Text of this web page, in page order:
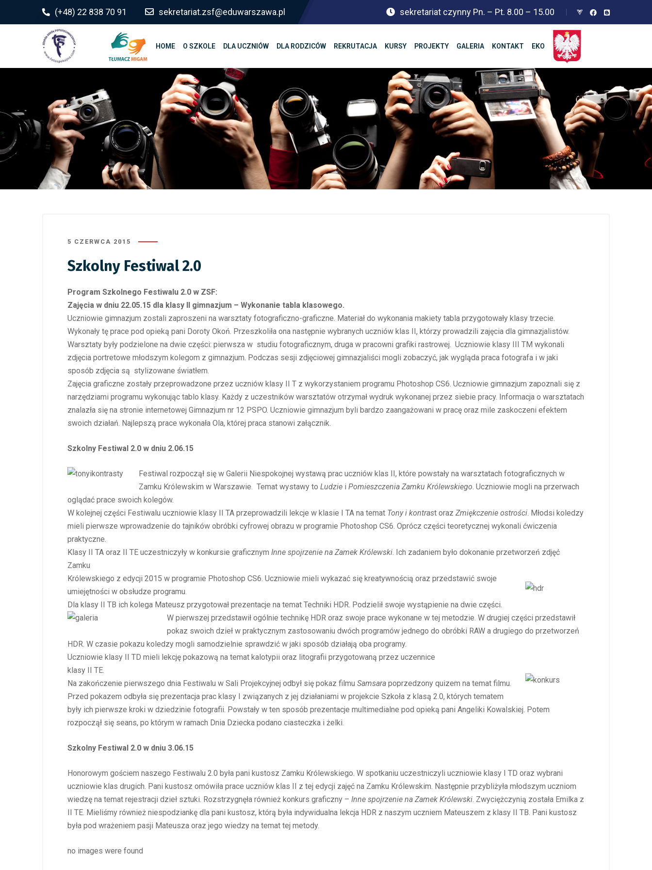
(+48) 22 838 70 91 sekretariat.zsf@eduwarszawa.pl sekretariat czynny Pn. – Pt. 8.00 – 15.00
HOME O SZKOLE DLA UCZNIÓW DLA RODZICÓW REKRUTACJA KURSY PROJEKTY GALERIA KONTAKT EKO
5 CZERWCA 2015
Szkolny Festiwal 2.0
Program Szkolnego Festiwalu 2.0 w ZSF:
Zajęcia w dniu 22.05.15 dla klasy II gimnazjum – Wykonanie tabla klasowego.
Uczniowie gimnazjum zostali zaproszeni na warsztaty fotograficzno-graficzne. Materiał do wykonania makiety tabla przygotowały klasy trzecie.
Wykonały tę prace pod opieką pani Doroty Okoń. Przeszkoliła ona następnie wybranych uczniów klas II, którzy prowadzili zajęcia dla gimnazjalistów.
Warsztaty były podzielone na dwie części: pierwsza w studiu fotograficznym, druga w pracowni grafiki rastrowej. Uczniowie klasy III TM wykonali
zdjęcia portretowe młodszym kolegom z gimnazjum. Podczas sesji zdjęciowej gimnazjaliści mogli zobaczyć, jak wygląda praca fotografa i w jaki
sposób zdjęcia są stylizowane światłem.
Zajęcia graficzne zostały przeprowadzone przez uczniów klasy II T z wykorzystaniem programu Photoshop CS6. Uczniowie gimnazjum zapoznali się z
narzędziami programu wykonując tablo klasy. Każdy z uczestników warsztatów otrzymał wydruk wykonanej przez siebie pracy. Informacja o warsztatach
znalazła się na stronie internetowej Gimnazjum nr 12 PSPO. Uczniowie gimnazjum byli bardzo zaangażowani w pracę oraz mile zaskoczeni efektem
swoich działań. Najlepszą prace wykonała Ola, której praca stanowi załącznik.
Szkolny Festiwal 2.0 w dniu 2.06.15
Festiwal rozpoczął się w Galerii Niespokojnej wystawą prac uczniów klas II, które powstały na warsztatach fotograficznych w
Zamku Królewskim w Warszawie. Temat wystawy to Ludzie i Pomieszczenia Zamku Królewskiego. Uczniowie mogli na przerwach
oglądać prace swoich kolegów.
W kolejnej części Festiwalu uczniowie klasy II TA przeprowadzili lekcje w klasie I TA na temat Tony i kontrast oraz Zmiękczenie ostrości. Młodsi koledzy
mieli pierwsze wprowadzenie do tajników obróbki cyfrowej obrazu w programie Photoshop CS6. Oprócz części teoretycznej wykonali ćwiczenia
praktyczne.
Klasy II TA oraz II TE uczestniczyły w konkursie graficznym Inne spojrzenie na Zamek Królewski. Ich zadaniem było dokonanie przetworzeń zdjęć
Zamku
Królewskiego z edycji 2015 w programie Photoshop CS6. Uczniowie mieli wykazać się kreatywnością oraz przedstawić swoje
umiejętności w obsłudze programu.
Dla klasy II TB ich kolega Mateusz przygotował prezentacje na temat Techniki HDR. Podzielił swoje wystąpienie na dwie części.
W pierwszej przedstawił ogólnie technikę HDR oraz swoje prace wykonane w tej metodzie. W drugiej części przedstawił
pokaz swoich dzieł w praktycznym zastosowaniu dwóch programów jednego do obróbki RAW a drugiego do przetworzeń
HDR. W czasie pokazu koledzy mogli samodzielnie sprawdzić w jaki sposób działają oba programy.
Uczniowie klasy II TD mieli lekcję pokazową na temat kalotypii oraz litografii przygotowaną przez uczennice
klasy II TE.
Na zakończenie pierwszego dnia Festiwalu w Sali Projekcyjnej odbył się pokaz filmu Samsara poprzedzony quizem na temat filmu.
Przed pokazem odbyła się prezentacja prac klasy I związanych z jej działaniami w projekcie Szkoła z klasą 2.0, których tematem
były ich pierwsze kroki w dziedzinie fotografii. Powstały w ten sposób prezentacje multimedialne pod opieką pani Angeliki Kowalskiej. Potem
rozpoczął się seans, po którym w ramach Dnia Dziecka podano ciasteczka i żelki.
Szkolny Festiwal 2.0 w dniu 3.06.15
Honorowym gościem naszego Festiwalu 2.0 była pani kustosz Zamku Królewskiego. W spotkaniu uczestniczyli uczniowie klasy I TD oraz wybrani
uczniowie klas drugich. Pani kustosz omówiła prace uczniów klas II z tej edycji zajęć na Zamku Królewskim. Następnie przybliżyła młodszym uczniom
wiedzę na temat rejestracji dzieł sztuki. Rozstrzygnęła również konkurs graficzny – Inne spojrzenie na Zamek Królewski. Zwyciężczynią została Emilka z
II TE. Mieliśmy również niespodziankę dla pani kustosz, którą była indywidualna lekcja HDR z naszym uczniem Mateuszem z klasy II TB. Pani kustosz
była pod wrażeniem pasji Mateusza oraz jego wiedzy na temat tej metody.
no images were found